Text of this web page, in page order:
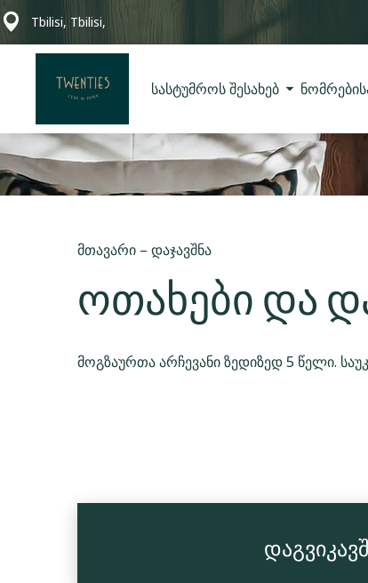
Tbilisi, Tbilisi,
სასტუმროს შესახებ ნომრები
მთავარი – დაჯავშნა
ოთახები და
მოგზაურთა არჩევანი ზედიზედ 5 წელი.